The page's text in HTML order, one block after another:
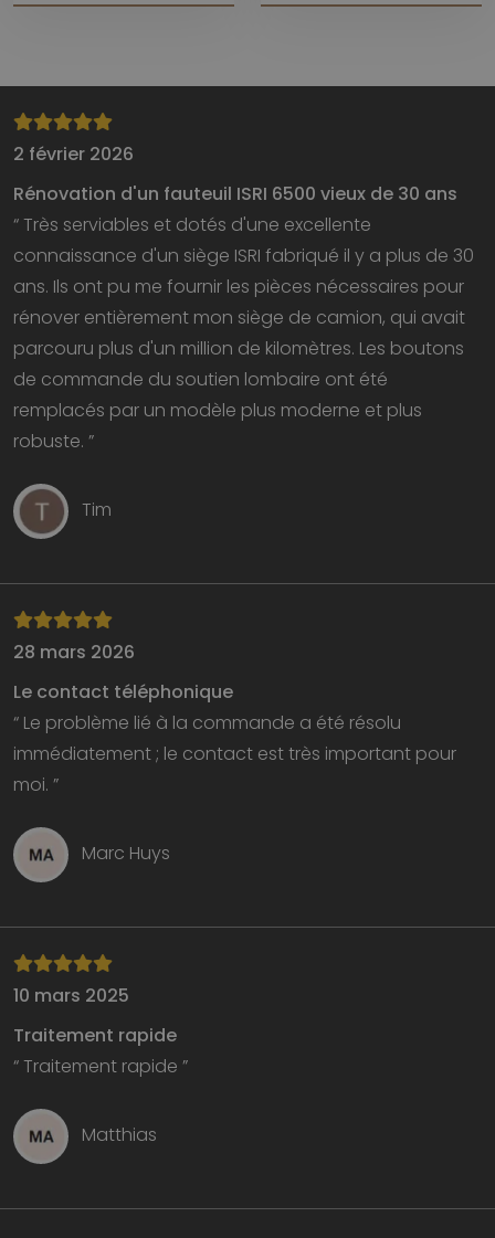
2 février 2026
Rénovation d'un fauteuil ISRI 6500 vieux de 30 ans
“ Très serviables et dotés d'une excellente
connaissance d'un siège ISRI fabriqué il y a plus de 30
ans. Ils ont pu me fournir les pièces nécessaires pour
rénover entièrement mon siège de camion, qui avait
parcouru plus d'un million de kilomètres. Les boutons
de commande du soutien lombaire ont été
remplacés par un modèle plus moderne et plus
robuste. ”
Tim
28 mars 2026
Le contact téléphonique
“ Le problème lié à la commande a été résolu
immédiatement ; le contact est très important pour
moi. ”
Marc Huys
10 mars 2025
Traitement rapide
“ Traitement rapide ”
Matthias